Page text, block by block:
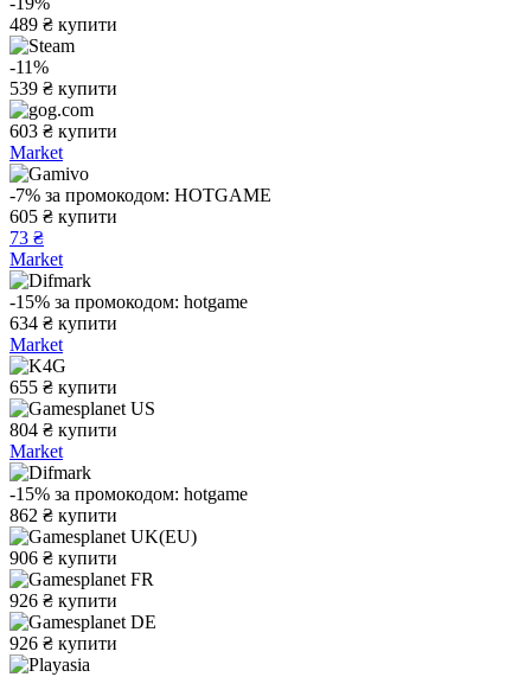
489 ₴ купити
-11%
539 ₴ купити
603 ₴ купити
Market
-7% за промокодом: HOTGAME
605 ₴ купити
73 ₴
Market
-15% за промокодом: hotgame
634 ₴ купити
Market
655 ₴ купити
804 ₴ купити
Market
-15% за промокодом: hotgame
862 ₴ купити
906 ₴ купити
926 ₴ купити
926 ₴ купити